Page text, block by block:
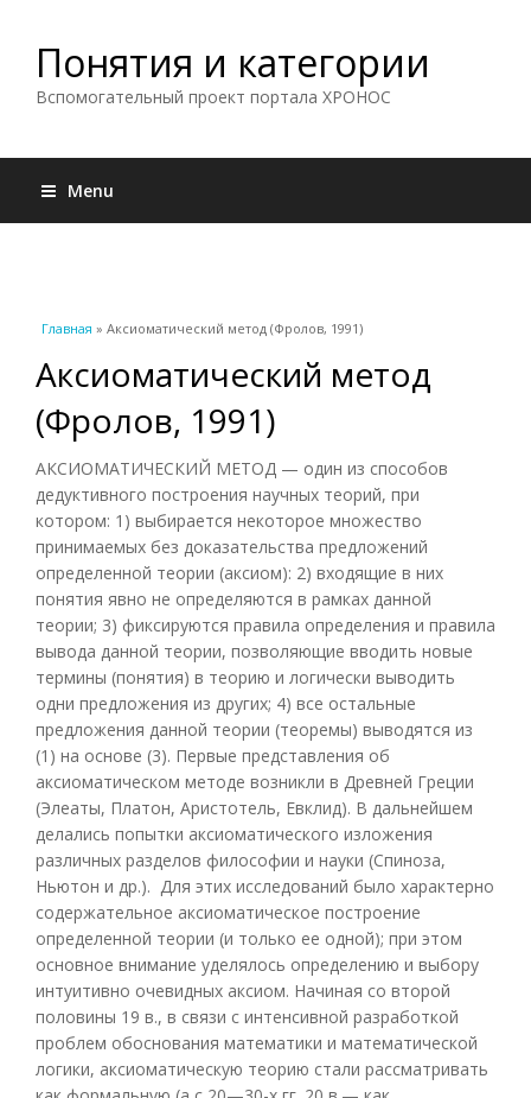
Понятия и категории
Вспомогательный проект портала ХРОНОС
Menu
Вы здесь
Главная » Аксиоматический метод (Фролов, 1991)
Аксиоматический метод
(Фролов, 1991)
АКСИОМАТИЧЕСКИЙ МЕТОД — один из способов
дедуктивного построения научных теорий, при
котором: 1) выбирается некоторое множество
принимаемых без доказательства предложений
определенной теории (аксиом): 2) входящие в них
понятия явно не определяются в рамках данной
теории; 3) фиксируются правила определения и правила
вывода данной теории, позволяющие вводить новые
термины (понятия) в теорию и логически выводить
одни предложения из других; 4) все остальные
предложения данной теории (теоремы) выводятся из
(1) на основе (3). Первые представления об
аксиоматическом методе возникли в Древней Греции
(Элеаты, Платон, Аристотель, Евклид). В дальнейшем
делались попытки аксиоматического изложения
различных разделов философии и науки (Спиноза,
Ньютон и др.). Для этих исследований было характерно
содержательное аксиоматическое построение
определенной теории (и только ее одной); при этом
основное внимание уделялось определению и выбору
интуитивно очевидных аксиом. Начиная со второй
половины 19 в., в связи с интенсивной разработкой
проблем обоснования математики и математической
логики, аксиоматическую теорию стали рассматривать